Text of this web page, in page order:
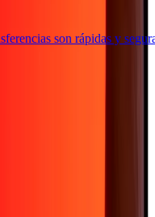
son rápidas y seguras